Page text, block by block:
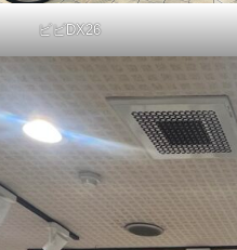
ビビDX26